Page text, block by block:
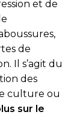
et de
de
Il s’agit du
des
culture ou
sur le